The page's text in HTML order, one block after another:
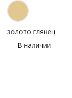
золото глянец
В наличии